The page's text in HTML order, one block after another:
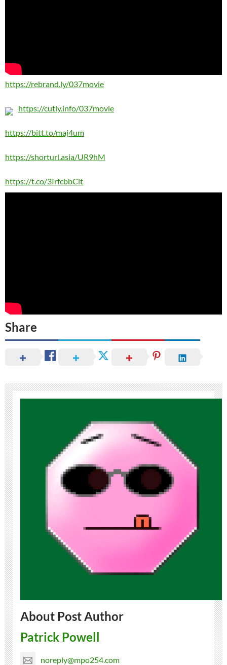
https://rebrand.ly/037movie
https://cutly.info/037movie
https://bitt.to/maj4um
https://shorturl.asia/UR9hM
https://t.co/3IrfcbbClt
Share
About Post Author
Patrick Powell
noreply@mpo254.com